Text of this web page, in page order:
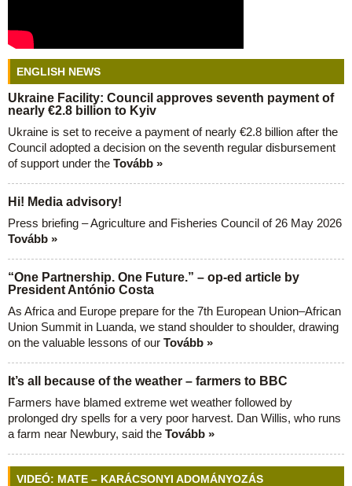
ENGLISH NEWS
Ukraine Facility: Council approves seventh payment of
nearly €2.8 billion to Kyiv
Ukraine is set to receive a payment of nearly €2.8 billion after the
Council adopted a decision on the seventh regular disbursement
of support under the Tovább »
Hi! Media advisory!
Press briefing – Agriculture and Fisheries Council of 26 May 2026
Tovább »
“One Partnership. One Future.” – op-ed article by
President António Costa
As Africa and Europe prepare for the 7th European Union–African
Union Summit in Luanda, we stand shoulder to shoulder, drawing
on the valuable lessons of our Tovább »
It’s all because of the weather – farmers to BBC
Farmers have blamed extreme wet weather followed by
prolonged dry spells for a very poor harvest. Dan Willis, who runs
a farm near Newbury, said the Tovább »
VIDEÓ: MATE – KARÁCSONYI ADOMÁNYOZÁS